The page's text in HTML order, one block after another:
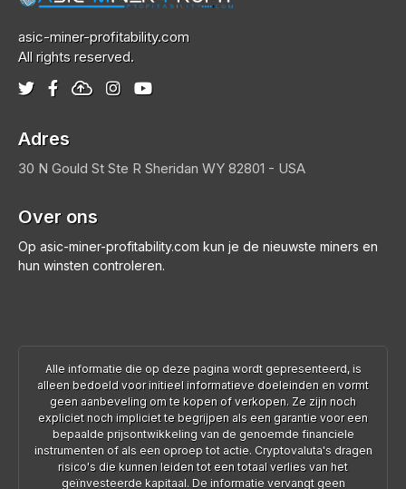
asic-miner-profitability.com
All rights reserved.
Adres
30 N Gould St Ste R Sheridan WY 82801 - USA
Over ons
Op asic-miner-profitability.com kun je de nieuwste miners en
hun winsten controleren.
Alle informatie die op deze pagina wordt gepresenteerd, is
alleen bedoeld voor initieel informatieve doeleinden en vormt
geen aanbeveling om te kopen of verkopen. Ze zijn noch
expliciet noch impliciet te begrijpen als een garantie voor een
bepaalde prijsontwikkeling van de genoemde financiele
instrumenten of als een oproep tot actie. Cryptovaluta's dragen
risico's die kunnen leiden tot een totaal verlies van het
geïnvesteerde kapitaal. De informatie vervangt geen